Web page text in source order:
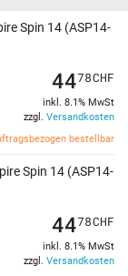
Spin 14 (ASP14-
bestellbar
4478CHF
inkl. 8.1% MwSt
zzgl. Versandkosten
Spin 14 (ASP14-
4478CHF
inkl. 8.1% MwSt
zzgl. Versandkosten